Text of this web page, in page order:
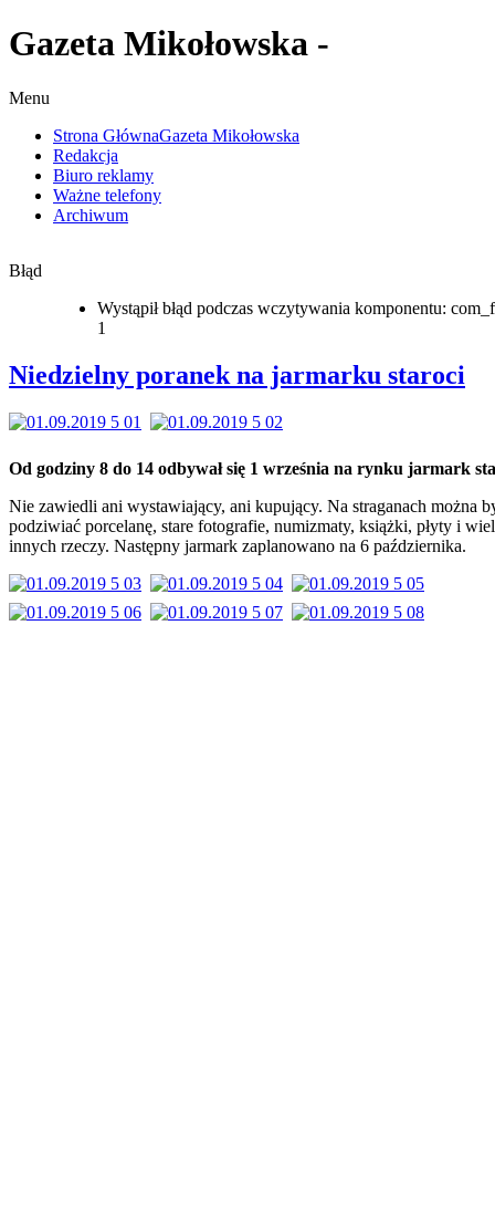
Gazeta Mikołowska -
Menu
Strona GłównaGazeta Mikołowska
Redakcja
Biuro reklamy
Ważne telefony
Archiwum
Błąd
Wystąpił błąd podczas wczytywania komponentu:
1
Niedzielny poranek na jarmarku staroci
Od godziny 8 do 14 odbywał się 1 września na rynku jarmark
Nie zawiedli ani wystawiający, ani kupujący. Na straganach można
podziwiać porcelanę, stare fotografie, numizmaty, książki, płyty i
innych rzeczy. Następny jarmark zaplanowano na 6 października.